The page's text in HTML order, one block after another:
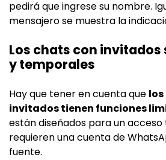
pedirá que ingrese su nombre.
mensajero se muestra la
Los chats con
y temporales
Hay que tener en cuenta que
invitados tienen funciones
están diseñados para un
requieren una cuenta de
fuente.